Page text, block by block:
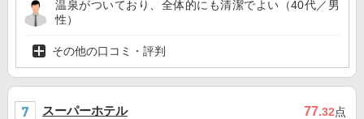
温泉がついており、全体的にも清潔でよい（40代／男
性）
その他の口コミ・評判
スーパーホテル 77.32点